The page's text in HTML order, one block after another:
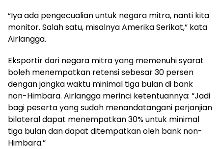
“Iya ada pengecualian untuk negara mitra, nanti kita
monitor. Salah satu, misalnya Amerika Serikat,” kata
Airlangga.
Eksportir dari negara mitra yang memenuhi syarat
boleh menempatkan retensi sebesar 30 persen
dengan jangka waktu minimal tiga bulan di bank
non-Himbara. Airlangga merinci ketentuannya: “Jadi
bagi peserta yang sudah menandatangani perjanjian
bilateral dapat menempatkan 30% untuk minimal
tiga bulan dan dapat ditempatkan oleh bank non-
Himbara.”